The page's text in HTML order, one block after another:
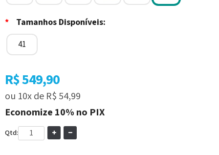
* Tamanhos Disponíveis:
41
R$ 549,90
ou 10xde R$ 54,99
Economize 10% no PIX
Qtd: